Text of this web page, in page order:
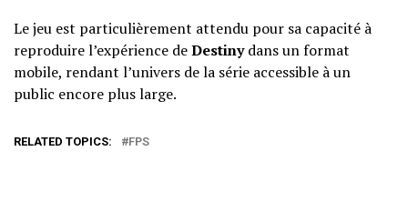
Le jeu est particulièrement attendu pour sa capacité à
reproduire l’expérience deDestinydans un format
mobile, rendant l’univers de la série accessible à un
public encore plus large.
RELATED TOPICS: FPS